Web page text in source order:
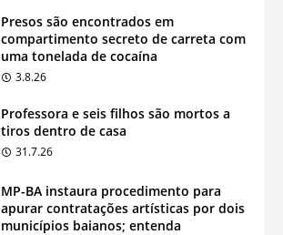
Presos são encontrados em
compartimento secreto de carreta com
uma tonelada de cocaína
3.8.26
Professora e seis filhos são mortos a
tiros dentro de casa
31.7.26
MP-BA instaura procedimento para
apurar contratações artísticas por dois
municípios baianos; entenda